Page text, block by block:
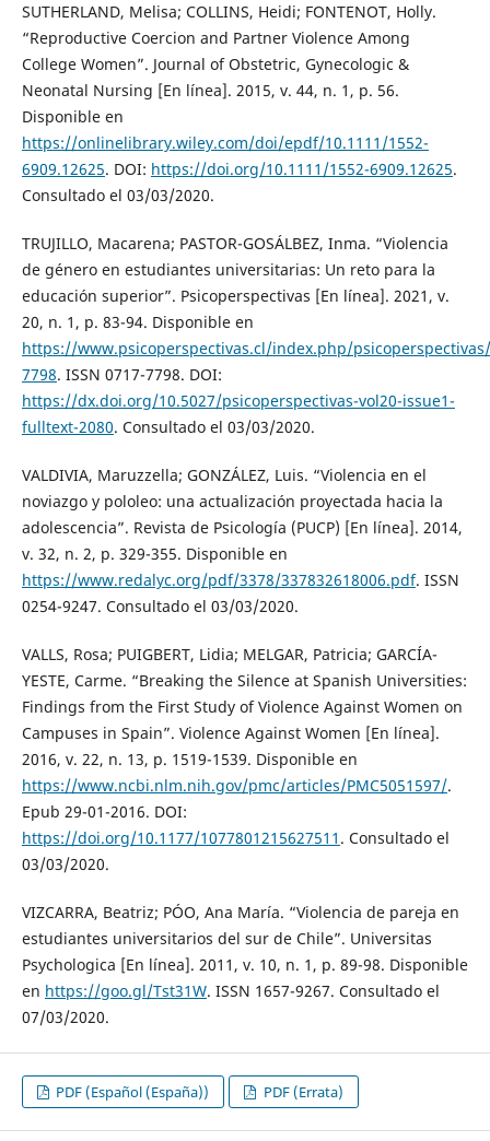
SUTHERLAND, Melisa; COLLINS, Heidi; FONTENOT, Holly.
“Reproductive Coercion and Partner Violence Among
College Women”. Journal of Obstetric, Gynecologic &
Neonatal Nursing [En línea]. 2015, v. 44, n. 1, p. 56.
Disponible en
https://onlinelibrary.wiley.com/doi/epdf/10.1111/1552-
6909.12625. DOI: https://doi.org/10.1111/1552-6909.12625.
Consultado el 03/03/2020.
TRUJILLO, Macarena; PASTOR-GOSÁLBEZ, Inma. “Violencia
de género en estudiantes universitarias: Un reto para la
educación superior”. Psicoperspectivas [En línea]. 2021, v.
20, n. 1, p. 83-94. Disponible en
https://www.psicoperspectivas.cl/index.php/
7798. ISSN 0717-7798. DOI:
https://dx.doi.org/10.5027/psicoperspectivas-vol20-issue1-
fulltext-2080. Consultado el 03/03/2020.
VALDIVIA, Maruzzella; GONZÁLEZ, Luis. “Violencia en el
noviazgo y pololeo: una actualización proyectada hacia la
adolescencia”. Revista de Psicología (PUCP) [En línea]. 2014,
v. 32, n. 2, p. 329-355. Disponible en
https://www.redalyc.org/pdf/3378/337832618006.pdf. ISSN
0254-9247. Consultado el 03/03/2020.
VALLS, Rosa; PUIGBERT, Lidia; MELGAR, Patricia; GARCÍA-
YESTE, Carme. “Breaking the Silence at Spanish Universities:
Findings from the First Study of Violence Against Women on
Campuses in Spain”. Violence Against Women [En línea].
2016, v. 22, n. 13, p. 1519-1539. Disponible en
https://www.ncbi.nlm.nih.gov/pmc/articles/PMC5051597/.
Epub 29-01-2016. DOI:
https://doi.org/10.1177/1077801215627511 . Consultado el
03/03/2020.
VIZCARRA, Beatriz; PÓO, Ana María. “Violencia de pareja en
estudiantes universitarios del sur de Chile”. Universitas
Psychologica [En línea]. 2011, v. 10, n. 1, p. 89-98. Disponible
en https://goo.gl/Tst31W. ISSN 1657-9267. Consultado el
07/03/2020.
PDF (Español (España)) PDF (Errata)